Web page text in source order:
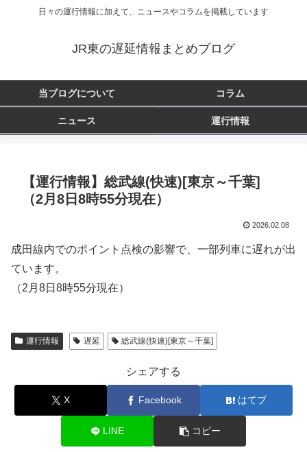
日々の運行情報に加えて、ニュースやコラムを掲載しています
JR東の遅延情報まとめブログ
当ブログについて コラム
ニュース 運行情報
【運行情報】総武線(快速)[東京～千葉]
（2月8日8時55分現在）
2026.02.08
成田線内でのポイント点検の影響で、一部列車に遅れが出
ています。
（2月8日8時55分現在）
運行情報 遅延 総武線(快速)[東京～千葉]
シェアする
X Facebook はてブ
LINE コピー